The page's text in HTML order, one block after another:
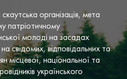
організація, мета
патріотичному
молоді на засадах
свідомих, відповідальних та
місцевої, національної та
українського